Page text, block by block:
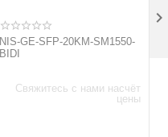
NIS-GE-SFP-20KM-SM1550-
BIDI
Свяжитесь с нами насчёт
цены
